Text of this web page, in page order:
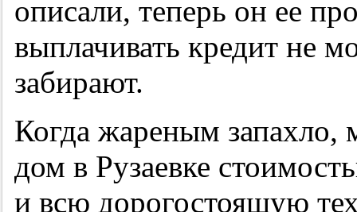
описали, теперь он ее
выплачивать кредит не
забирают.
Когда жареным запахло,
дом в Рузаевке
и всю дорогостоящую